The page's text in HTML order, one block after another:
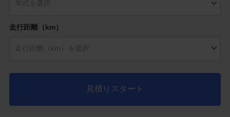
走行距離（km）
見積りスタート